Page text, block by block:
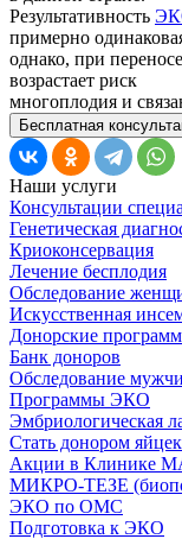
Результативность
примерно
однако, при
возрастает риск
многоплодия и
Бесплатная
Наши услуги
Консультации
Генетическая
Криоконсервация
Лечение бесплодия
Обследование
Искусственная
Донорские
Банк доноров
Обследование
Программы ЭКО
Эмбриологическая
Стать донором
Акции в Клинике
МИКРО-ТЕЗЕ
ЭКО по ОМС
Подготовка к ЭКО